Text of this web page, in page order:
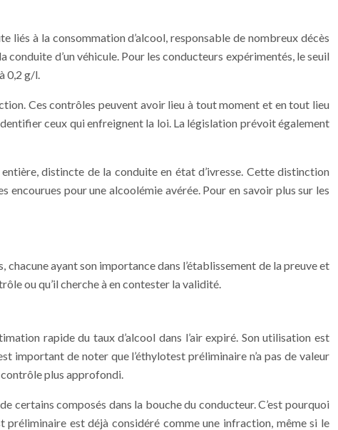
liés à la consommation d’alcool, responsable de nombreux décès
d’un véhicule. Pour les conducteurs expérimentés, le seuil
0,2 g/l.
Ces contrôles peuvent avoir lieu à tout moment et en tout lieu
ceux qui enfreignent la loi. La législation prévoit également
distincte de la conduite en état d’ivresse. Cette distinction
pour une alcoolémie avérée. Pour en savoir plus sur les
ayant son importance dans l’établissement de la preuve et
ou qu’il cherche à en contester la validité.
rapide du taux d’alcool dans l’air expiré. Son utilisation est
important de noter que l’éthylotest préliminaire n’a pas de valeur
plus approfondi.
composés dans la bouche du conducteur. C’est pourquoi
est déjà considéré comme une infraction, même si le